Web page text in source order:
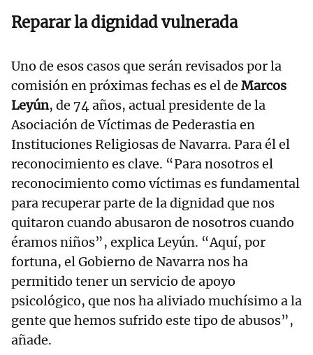
Reparar la dignidad vulnerada
Uno de esos casos que serán revisados por la
comisión en próximas fechas es el de Marcos
Leyún, de 74 años, actual presidente de la
Asociación de Víctimas de Pederastia en
Instituciones Religiosas de Navarra. Para él el
reconocimiento es clave. “Para nosotros el
reconocimiento como víctimas es fundamental
para recuperar parte de la dignidad que nos
quitaron cuando abusaron de nosotros cuando
éramos niños”, explica Leyún. “Aquí, por
fortuna, el Gobierno de Navarra nos ha
permitido tener un servicio de apoyo
psicológico, que nos ha aliviado muchísimo a la
gente que hemos sufrido este tipo de abusos”,
añade.